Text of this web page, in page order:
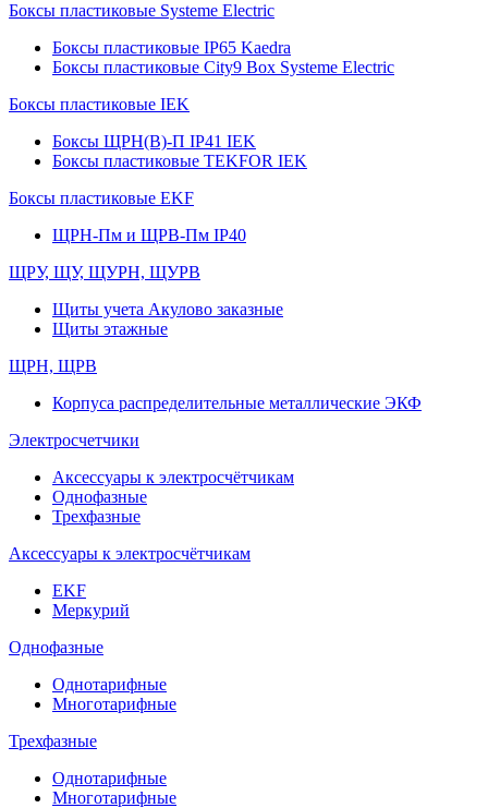
Боксы пластиковые Systeme Electric
Боксы пластиковые IP65 Kaedra
Боксы пластиковые City9 Box Systeme Electric
Боксы пластиковые IEK
Боксы ЩРН(В)-П IP41 IEK
Боксы пластиковые TEKFOR IEK
Боксы пластиковые EKF
ЩРН-Пм и ЩРВ-Пм IP40
ЩРУ, ЩУ, ЩУРН, ЩУРВ
Щиты учета Акулово заказные
Щиты этажные
ЩРН, ЩРВ
Корпуса распределительные металлические ЭКФ
Электросчетчики
Аксессуары к электросчётчикам
Однофазные
Трехфазные
Аксессуары к электросчётчикам
EKF
Меркурий
Однофазные
Однотарифные
Многотарифные
Трехфазные
Однотарифные
Многотарифные